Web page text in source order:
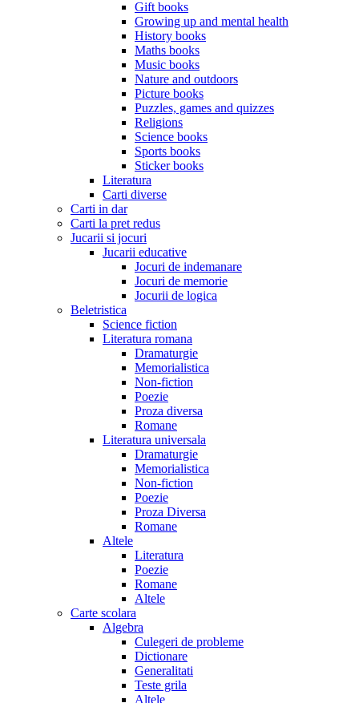
Gift books
Growing up and mental health
History books
Maths books
Music books
Nature and outdoors
Picture books
Puzzles, games and quizzes
Religions
Science books
Sports books
Sticker books
Literatura
Carti diverse
Carti in dar
Carti la pret redus
Jucarii si jocuri
Jucarii educative
Jocuri de indemanare
Jocuri de memorie
Jocurii de logica
Beletristica
Science fiction
Literatura romana
Dramaturgie
Memorialistica
Non-fiction
Poezie
Proza diversa
Romane
Literatura universala
Dramaturgie
Memorialistica
Non-fiction
Poezie
Proza Diversa
Romane
Altele
Literatura
Poezie
Romane
Altele
Carte scolara
Algebra
Culegeri de probleme
Dictionare
Generalitati
Teste grila
Altele